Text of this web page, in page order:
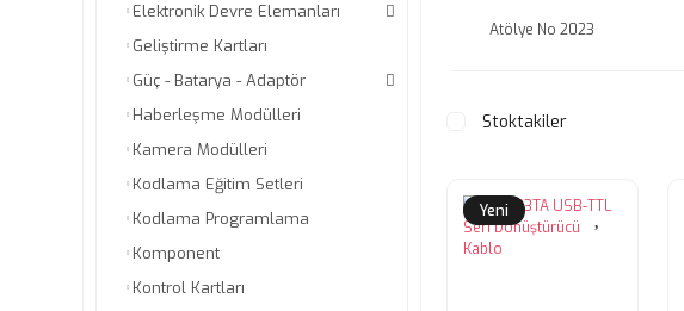
Elektronik Devre Elemanları
Geliştirme Kartları
Güç - Batarya - Adaptör
Haberleşme Modülleri
Kamera Modülleri
Kodlama Eğitim Setleri
Kodlama Programlama
Komponent
Kontrol Kartları
Atölye No 2023
Stoktakiler
Yeni